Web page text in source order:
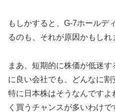
もしかすると、G-7ホールデ
るのも、それが原因かもしれ
まあ、短期的に株価が低迷
に良い会社でも、どんなに割
特に日本株はそうなんです
く買うチャンスが多いわけで